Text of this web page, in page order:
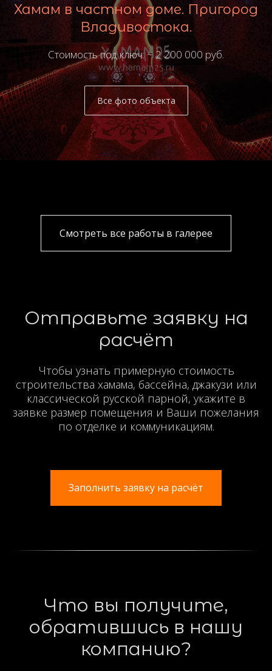
Хамам в частном доме. Пригород
Владивостока.
Стоимость под ключ: ~ 2 200 000 руб.
Все фото объекта
Смотреть все работы в галерее
Отправьте заявку на
расчёт
Чтобы узнать примерную стоимость
строительства хамама, бассейна, джакузи или
классической русской парной, укажите в
заявке размер помещения и Ваши пожелания
по отделке и коммуникациям.
Заполнить заявку на расчёт
Что вы получите,
обратившись в нашу
компанию?